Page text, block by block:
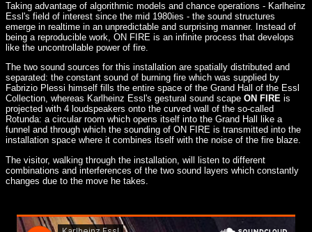
Taking advantage of algorithmic models and chance operations - Karlheinz
Essl's field of interest since the mid 1980ies - the sound structures
emerge in realtime in an unpredictable and surprising manner. Instead of
being a reproducible work, ON FIRE is an infinite process that develops
like the uncontrollable power of fire.
The two sound sources for this installation are spatially distributed and
separated: the constant sound of burning fire which was supplied by
Fabrizio Plessi himself fills the entire space of the Grand Hall of the Essl
Collection, whereas Karlheinz Essl's gestural sound scape ON FIRE is
projected with 4 loudspeakers onto the curved wall of the so-called
Rotunda: a circular room which opens itself into the Grand Hall like a
funnel and through which the sounding of ON FIRE is transmitted into the
installation space where it combines itself with the noise of the fire blaze.
The visitor, walking through the installation, will listen to different
combinations and interferences of the two sound layers which constantly
changes due to the move he takes.